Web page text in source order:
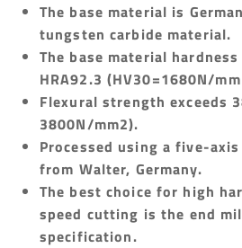
The base material is
tungsten carbide material.
The base material
HRA92.3 (HV30=1680N/
Flexural strength exceeds
3800N/mm2).
Processed using a five-
from Walter, Germany.
The best choice for high
speed cutting is the end
specification.